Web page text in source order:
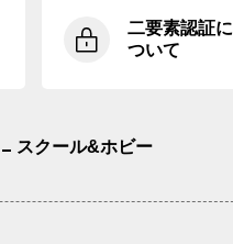
二要素認証に
ついて
スクール&ホビー